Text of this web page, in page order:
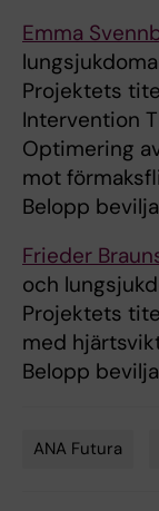
Emma
Projektets
Intervention
Optimering
mot
Belopp
Frieder
och
Projektets
med
Belopp
ANA Futura